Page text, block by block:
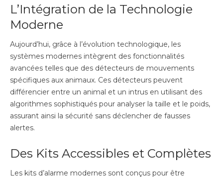
L’Intégration de la Technologie
Moderne
Aujourd’hui, grâce à l’évolution technologique, les
systèmes modernes intègrent des fonctionnalités
avancées telles que des détecteurs de mouvements
spécifiques aux animaux. Ces détecteurs peuvent
différencier entre un animal et un intrus en utilisant des
algorithmes sophistiqués pour analyser la taille et le poids,
assurant ainsi la sécurité sans déclencher de fausses
alertes.
Des Kits Accessibles et Complètes
Les kits d’alarme modernes sont conçus pour être